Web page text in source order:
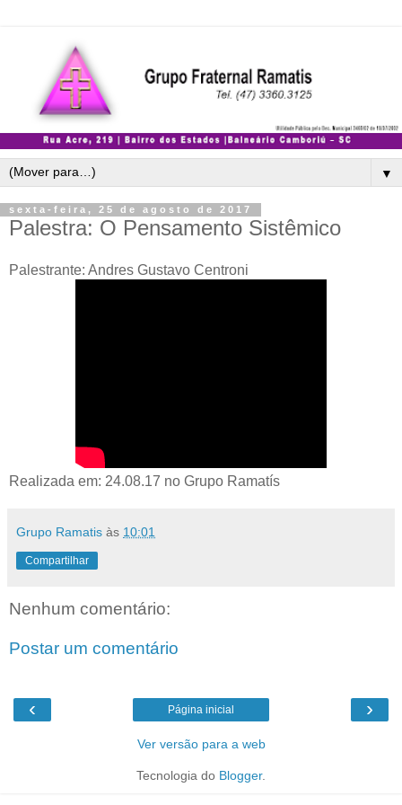
▼
sexta-feira, 25 de agosto de 2017
Palestra: O Pensamento Sistêmico
Palestrante: Andres Gustavo Centroni
Realizada em: 24.08.17 no Grupo Ramatís
Grupo Ramatis às 10:01
Compartilhar
Nenhum comentário:
Postar um comentário
‹ ›
Página inicial
Ver versão para a web
Tecnologia do Blogger.